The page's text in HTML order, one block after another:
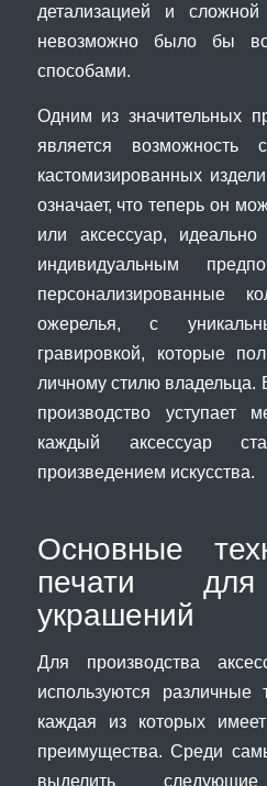
детализацией и
невозможно было бы
способами.
Одним из значительных
является возможность
кастомизированных
означает, что теперь он
или аксессуар,
индивидуальным
персонализированные
ожерелья, с
гравировкой, которые
личному стилю владельца.
производство уступает
каждый аксессуар
произведением искусства.
Основные
печати
украшений
Для производства
используются различные
каждая из которых
преимущества. Среди
выделить